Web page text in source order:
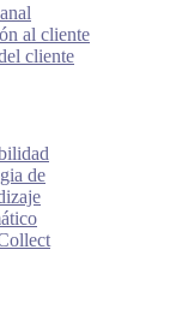
al cliente
cliente
de